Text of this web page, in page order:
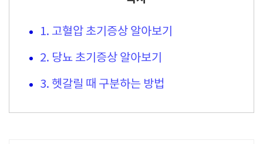
1. 고혈압 초기증상 알아보기
2. 당뇨 초기증상 알아보기
3. 헷갈릴 때 구분하는 방법